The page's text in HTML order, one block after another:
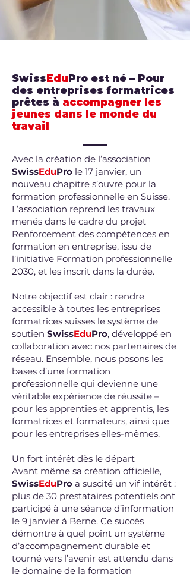
Swiss Edu Pro est né – Pour
des entreprises formatrices
prêtes à accompagner les
jeunes dans le monde du
travail
Avec la création de l’association
SwissEduPro le 17 janvier, un
nouveau chapitre s’ouvre pour la
formation professionnelle en Suisse.
L’association reprend les travaux
menés dans le cadre du projet
Renforcement des compétences en
formation en entreprise, issu de
l’initiative Formation professionnelle
2030, et les inscrit dans la durée.
Notre objectif est clair : rendre
accessible à toutes les entreprises
formatrices suisses le système de
soutien SwissEduPro, développé en
collaboration avec nos partenaires de
réseau. Ensemble, nous posons les
bases d’une formation
professionnelle qui devienne une
véritable expérience de réussite –
pour les apprenties et apprentis, les
formatrices et formateurs, ainsi que
pour les entreprises elles-mêmes.
Un fort intérêt dès le départ
Avant même sa création officielle,
SwissEduPro a suscité un vif intérêt :
plus de 30 prestataires potentiels ont
participé à une séance d’information
le 9 janvier à Berne. Ce succès
démontre à quel point un système
d’accompagnement durable et
tourné vers l’avenir est attendu dans
le domaine de la formation